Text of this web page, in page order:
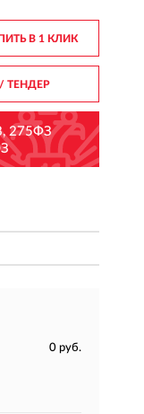
В 1 КЛИК
ТЕНДЕР
275ФЗ
0 руб.